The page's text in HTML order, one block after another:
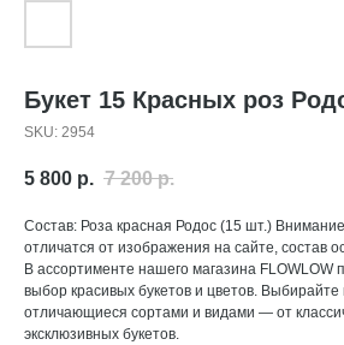
Букет 15 Красных роз
SKU: 2954
5 800 р. 7 200 р.
Состав: Роза красная Родос (15 шт.)
отличатся от изображения на сайте, состав
В ассортименте нашего магазина FLOWLOW
выбор красивых букетов и цветов.
отличающиеся сортами и видами — от
эксклюзивных букетов.